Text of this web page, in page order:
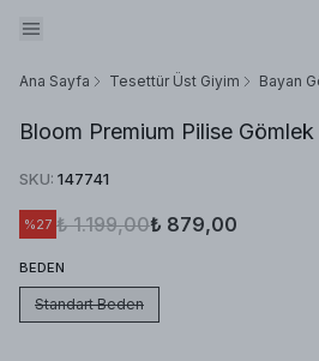
Ana Sayfa Tesettür Üst Giyim Bayan
Bloom Premium Pilise
SKU: 147741
%27 ₺ 1.199,00₺ 879,00
BEDEN
Standart Beden